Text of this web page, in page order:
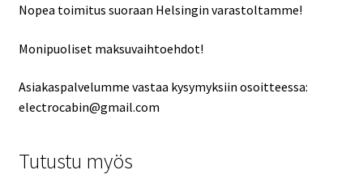
Nopea toimitus suoraan Helsingin varastoltamme!
Monipuoliset maksuvaihtoehdot!
Asiakaspalvelumme vastaa kysymyksiin osoitteessa:
electrocabin@gmail.com
Tutustu myös